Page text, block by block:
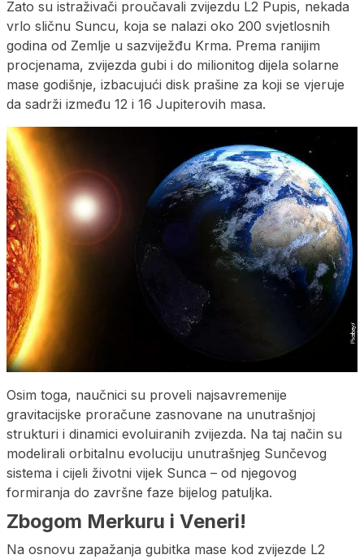
Zato su istraživači proučavali zvijezdu L2 Pupis, nekada
vrlo sličnu Suncu, koja se nalazi oko 200 svjetlosnih
godina od Zemlje u sazviježđu Krma. Prema ranijim
procjenama, zvijezda gubi i do milionitog dijela solarne
mase godišnje, izbacujući disk prašine za koji se vjeruje
da sadrži između 12 i 16 Jupiterovih masa.
Osim toga, naučnici su proveli najsavremenije
gravitacijske proračune zasnovane na unutrašnjoj
strukturi i dinamici evoluiranih zvijezda. Na taj način su
modelirali orbitalnu evoluciju unutrašnjeg Sunčevog
sistema i cijeli životni vijek Sunca – od njegovog
formiranja do završne faze bijelog patuljka.
Zbogom Merkuru i Veneri!
Na osnovu zapažanja gubitka mase kod zvijezde L2